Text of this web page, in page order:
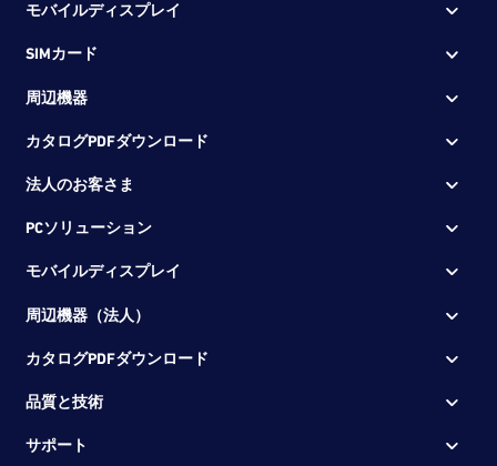
モバイルディスプレイ
SIMカード
周辺機器
カタログPDFダウンロード
法人のお客さま
PCソリューション
モバイルディスプレイ
周辺機器（法人）
カタログPDFダウンロード
品質と技術
サポート